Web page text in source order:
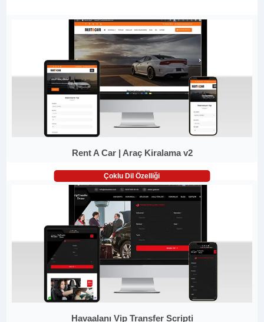
Rent A Car | Araç Kiralama v2
Çoklu Dil Özelliği
Havaalanı Vip Transfer Scripti